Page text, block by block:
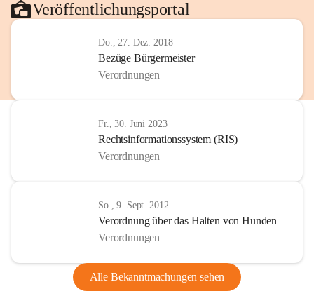
Veröffentlichungsportal
Do., 27. Dez. 2018
Bezüge Bürgermeister
Verordnungen
Fr., 30. Juni 2023
Rechtsinformationssystem (RIS)
Verordnungen
So., 9. Sept. 2012
Verordnung über das Halten von Hunden
Verordnungen
Alle Bekanntmachungen sehen